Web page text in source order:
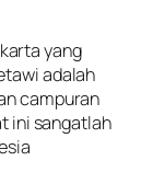
yang
adalah
campuran
ini sangatlah